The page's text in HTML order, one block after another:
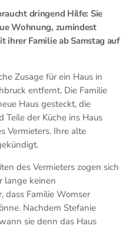
dringend Hilfe: Sie
Wohnung, zumindest
ihrer Familie ab Samstag auf
Zusage für ein Haus in
entfernt. Die Familie
Haus gesteckt, die
Teile der Küche ins Haus
Vermieters. Ihre alte
des Vermieters zogen sich
lange keinen
dass Familie Womser
Nachdem Stefanie
sie denn das Haus